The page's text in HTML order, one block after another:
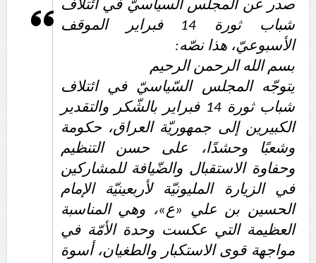
علماء البحرين: طلب الترخيص والإجازة من السلطة في
ممارسة الشعائر الحسينيّة هو في حقيقته محاربة لقضيّة
الإمام الحسين «ع»
لجنة مراسم الوداع والتشييع ومواراة الجثمان للإمام الشهيد
السيّد علي الحسيني الخامنئي تنشر تفاصيل التشييع في
إيران والعراق
صدر عن المجلس السياسيّ في ائتلاف
شباب ثورة 14 فبراير الموقف
الأسبوعيّ، هذا نصّه:
بسم الله الرحمن الرحيم
يتوجّه المجلس السّياسيّ في ائتلاف
شباب ثورة 14 فبراير بالشّكر والتقدير
الكبيرين إلى جمهوريّة العراق، حكومة
وشعبًا وحشدًا، على حسن التنظيم
وحفاوة الاستقبال والضّيافة للمشاركين
في الزيارة المليونيّة لأربعينيّة الإمام
الحسين بن علي «ع»، وهي المناسبة
العظيمة التي عكست وحدة الأمّة في
مواجهة قوى الاستكبار والطغيان، أسوة